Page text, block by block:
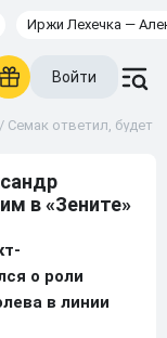
Иржи Лехечка —
Войти
/ Семак ответил, будет
в «Зените»
о роли
в линии